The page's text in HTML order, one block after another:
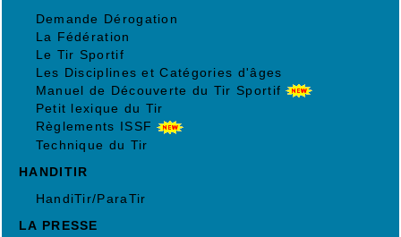
Demande Dérogation
La Fédération
Le Tir Sportif
Les Disciplines et Catégories d'âges
Manuel de Découverte du Tir Sportif
Petit lexique du Tir
Règlements ISSF
Technique du Tir
HANDITIR
HandiTir/ParaTir
LA PRESSE